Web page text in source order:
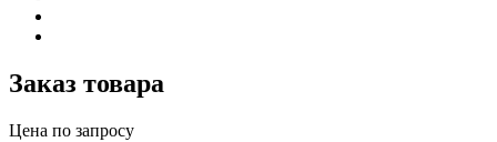
Заказ товара
Цена по запросу